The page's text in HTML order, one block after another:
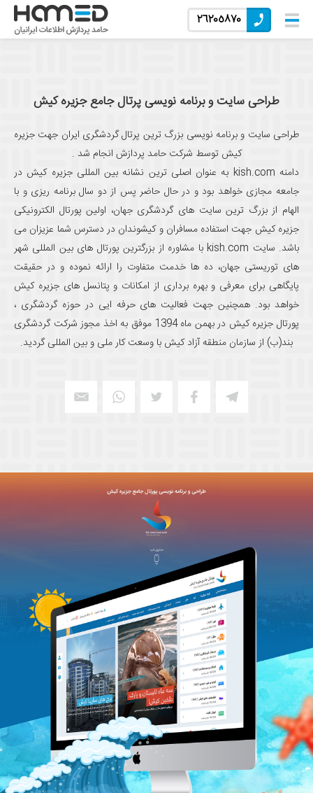
٢٦٢٠٥٨٧٠
طراحی سایت و برنامه نویسی پرتال جامع جزیره کیش
طراحی سایت و برنامه نویسی بزرگ ترین پرتال گردشگری ایران جهت جزیره
کیش توسط شرکت حامد پردازش انجام شد .
دامنه kish.com به عنوان اصلی ترین نشانه بین المللی جزیره کیش در
جامعه مجازی خواهد بود و در حال حاضر پس از دو سال برنامه ریزی و با
الهام از بزرگ ترین سایت های گردشگری جهان، اولین پورتال الکترونیکی
جزیره کیش جهت استفاده مسافران و کیشوندان در دسترس شما عزیزان می
باشد. سایت kish.com با مشاوره از بزرگترین پورتال های بین المللی شهر
های توریستی جهان، ده ها خدمت متفاوت را ارائه نموده و در حقیقت
پایگاهی برای معرفی و بهره برداری از امکانات و پتانسل های جزیره کیش
خواهد بود. همچنین جهت فعالیت های حرفه ایی در حوزه گردشگری ،
پورتال جزیره کیش در بهمن ماه 1394 موفق به اخذ مجوز شرکت گردشگری
بند(ب) از سازمان منطقه آزاد کیش با وسعت کار ملی و بین المللی گردید.